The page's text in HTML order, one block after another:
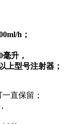
h；
升，
上型号注射器；
直保留；